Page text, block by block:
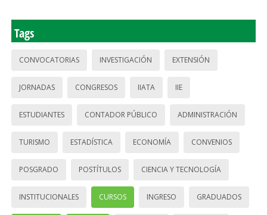
Tags
CONVOCATORIAS INVESTIGACIÓN EXTENSIÓN
JORNADAS CONGRESOS IIATA IIE
ESTUDIANTES CONTADOR PÚBLICO ADMINISTRACIÓN
TURISMO ESTADÍSTICA ECONOMÍA CONVENIOS
POSGRADO POSTÍTULOS CIENCIA Y TECNOLOGÍA
INSTITUCIONALES CURSOS INGRESO GRADUADOS